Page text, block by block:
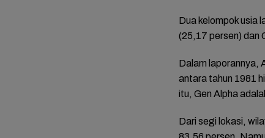
Dua kelompok usia
(25,17 persen) dan
Dalam laporannya,
antara tahun 1981
itu, Gen Alpha
Dari segi lokasi,
Nyata Kesempatan